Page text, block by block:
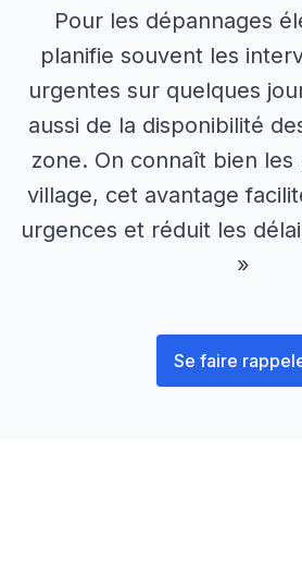
Pour les dépannages
planifie souvent les
urgentes sur quelques
aussi de la disponibilité
zone. On connaît bien
village, cet avantage
urgences et réduit les
»
Se faire